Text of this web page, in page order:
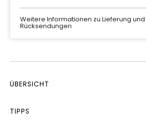
Weitere Informationen zu Lieferung und
Rücksendungen
ÜBERSICHT
TIPPS